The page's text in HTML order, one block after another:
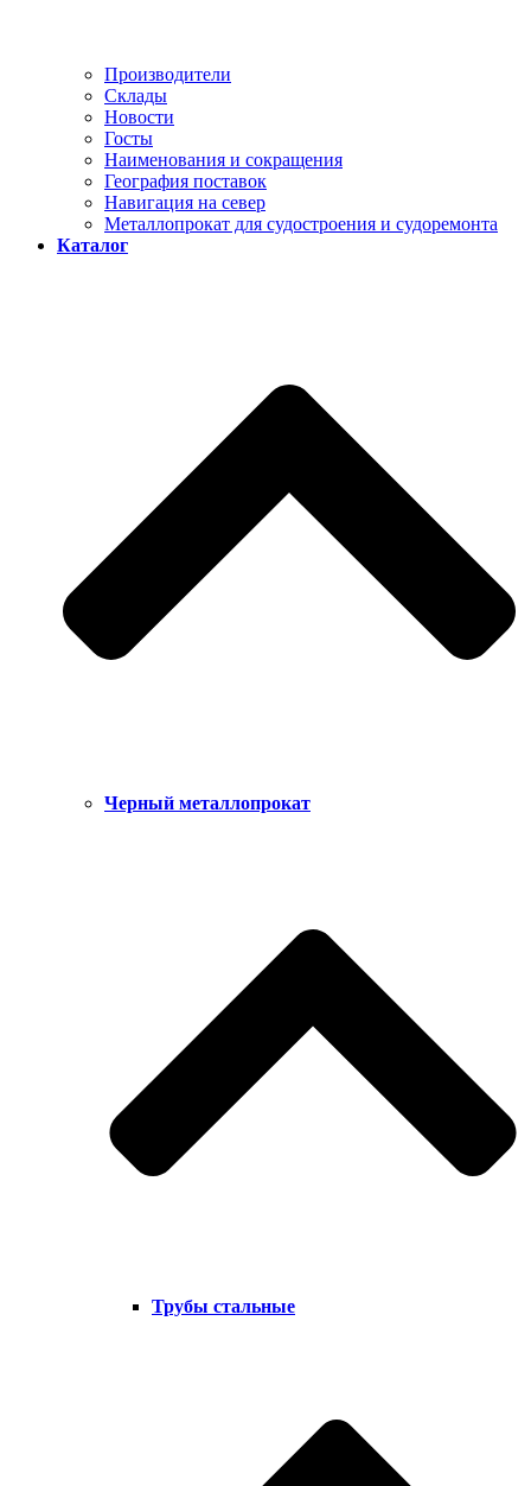
Производители
Склады
Новости
Госты
Наименования и сокращения
География поставок
Навигация на север
Металлопрокат для судостроения и судоремонта
Каталог
Черный металлопрокат
Трубы стальные